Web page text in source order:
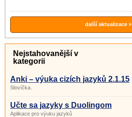
další aktualizace »
Nejstahovanější v
kategorii
Anki – výuka cizích jazyků 2.1.15
Slovíčka.
Učte sa jazyky s Duolingom
Aplikace pro výuku jazyků